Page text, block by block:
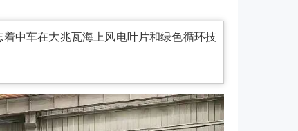
中车在大兆瓦海上风电叶片和绿色循环技